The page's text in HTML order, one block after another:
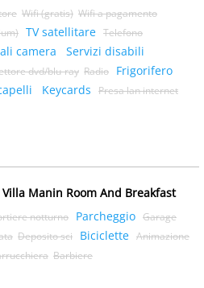
Wifi (gratis) Wifi a pagamento
TV satellitare Telefono
camera
Servizi disabili
dvd/blu-ray Radio
Frigorifero
Keycards Presa lan internet
Manin Room And Breakfast
notturno Parcheggio Garage
Deposito sci Biciclette Animazione
Barbiere